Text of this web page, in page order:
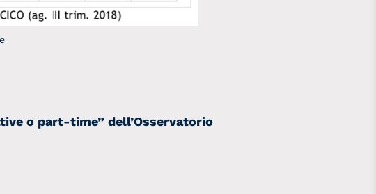
o part-time” dell’Osservatorio